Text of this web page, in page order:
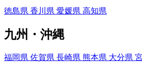
徳島県 香川県 愛媛県 高知県
九州・沖縄
福岡県 佐賀県 長崎県 熊本県 大分県